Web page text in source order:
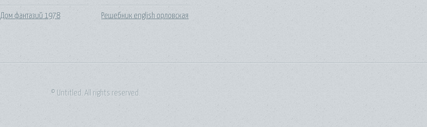
Дом фантазий 1978 Решебник english орловская
© Untitled. All rights reserved.